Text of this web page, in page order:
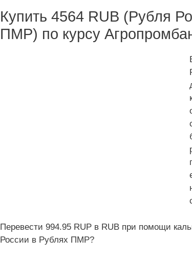
Купить 4564 RUB (Рубля
ПМР) по курсу
Перевести 994.95 RUP в RUB при помощи
России в Рублях ПМР?